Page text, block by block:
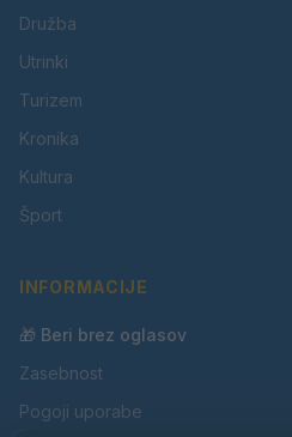
Družba
Utrinki
Turizem
Kronika
Kultura
Šport
INFORMACIJE
🎁 Beri brez oglasov
Zasebnost
Pogoji uporabe